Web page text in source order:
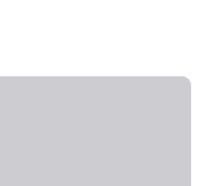
CoBIC ist eine